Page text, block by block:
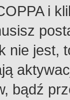
i
nie jest,
bądź